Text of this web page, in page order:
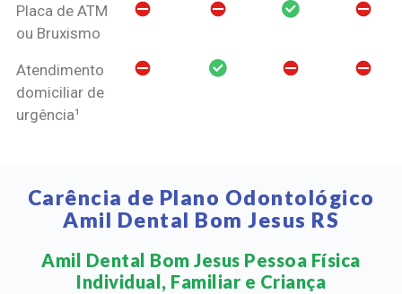
Placa de ATM
ou Bruxismo
Atendimento
domiciliar de
urgência¹
Carência de Plano Odontológico
Amil Dental Bom Jesus RS
Amil Dental Bom Jesus Pessoa Física
Individual, Familiar e Criança​